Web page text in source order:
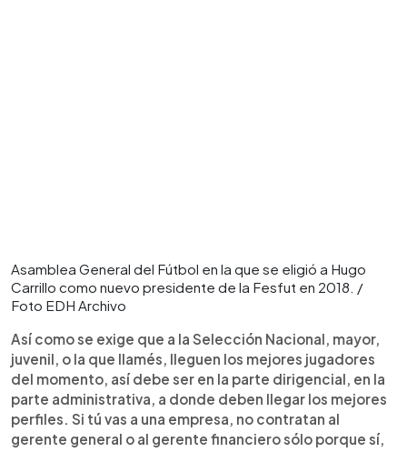
Asamblea General del Fútbol en la que se eligió a Hugo
Carrillo como nuevo presidente de la Fesfut en 2018. /
Foto EDH Archivo
Así como se exige que a la Selección Nacional, mayor,
juvenil, o la que llamés, lleguen los mejores jugadores
del momento, así debe ser en la parte dirigencial, en la
parte administrativa, a donde deben llegar los mejores
perfiles. Si tú vas a una empresa, no contratan al
gerente general o al gerente financiero sólo porque sí,